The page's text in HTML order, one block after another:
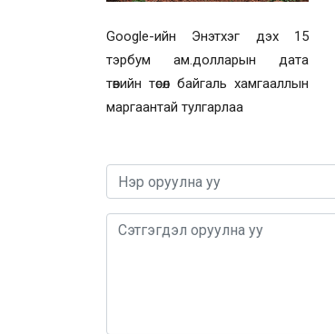
Google-ийн Энэтхэг дэх 15
тэрбум ам.долларын дата
төвийн төсөл байгаль хамгааллын
маргаантай тулгарлаа